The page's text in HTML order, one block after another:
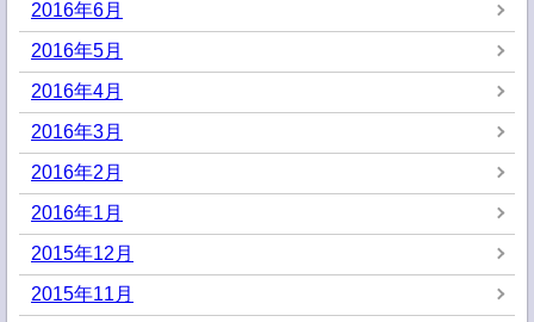
2016年6月
2016年5月
2016年4月
2016年3月
2016年2月
2016年1月
2015年12月
2015年11月